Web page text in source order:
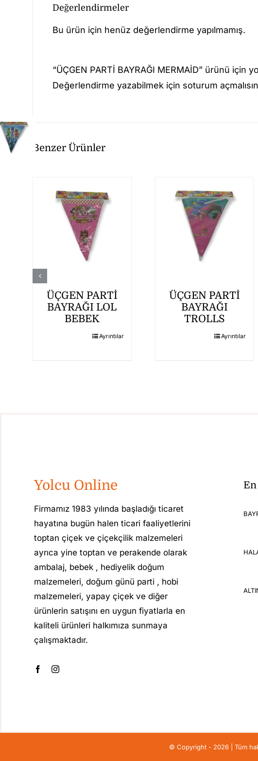
Değerlendirmeler
Bu ürün için henüz değerlendirme yapılmamış.
“ÜÇGEN PARTİ BAYRAĞI MERMAİD” ürünü için
Değerlendirme yazabilmek için soturum
Benzer Ürünler
ÜÇGEN PARTİ
BAYRAĞI LOL
BEBEK
Ayrıntılar
ÜÇGEN PARTİ
BAYRAĞI
TROLLS
Ayrıntılar
Yolcu Online
Firmamız 1983 yılında başladığı ticaret
hayatına bugün halen ticari faaliyetlerini
toptan çiçek ve çiçekçilik malzemeleri
ayrıca yine toptan ve perakende olarak
ambalaj, bebek , hediyelik doğum
malzemeleri, doğum günü parti , hobi
malzemeleri, yapay çiçek ve diğer
ürünlerin satışını en uygun fiyatlarla en
kaliteli ürünleri halkımıza sunmaya
çalışmaktadır.
© Copyright - 2026 | Tüm